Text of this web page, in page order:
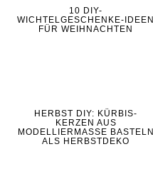
10 DIY-
WICHTELGESCHENKE-IDEEN
FÜR WEIHNACHTEN
HERBST DIY: KÜRBIS-
KERZEN AUS
MODELLIERMASSE BASTELN
ALS HERBSTDEKO